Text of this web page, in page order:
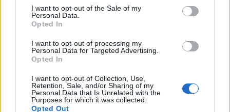
consent section.
I want to opt-out of the Sale of my
Personal Data.
Opted In
I want to opt-out of processing my
Personal Data for Targeted Advertising.
Opted In
I want to opt-out of Collection, Use,
Retention, Sale, and/or Sharing of my
Personal Data that Is Unrelated with the
Purposes for which it was collected.
Opted Out
Friss információ!
A felhívás hatására lenne egy lehetőségünk, hogy
lakáshoz jussunk. Felajánlotta egy hölgy a 3 éve nem
lakott ingatlanát, ...